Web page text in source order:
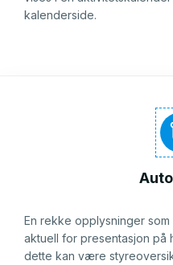
kalenderside.
En rekke opplysninger
aktuell for presentasjon på
dette kan være